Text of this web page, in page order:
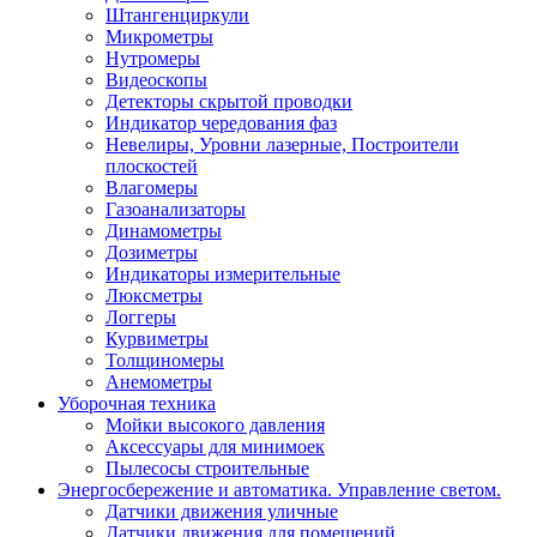
Штангенциркули
Микрометры
Нутромеры
Видеоскопы
Детекторы скрытой проводки
Индикатор чередования фаз
Невелиры, Уровни лазерные, Построители
плоскостей
Влагомеры
Газоанализаторы
Динамометры
Дозиметры
Индикаторы измерительные
Люксметры
Логгеры
Курвиметры
Толщиномеры
Анемометры
Уборочная техника
Мойки высокого давления
Аксессуары для минимоек
Пылесосы строительные
Энергосбережение и автоматика. Управление светом.
Датчики движения уличные
Датчики движения для помещений